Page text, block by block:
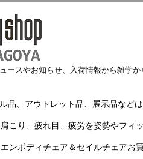
ースやお知らせ、入荷情報から雑学か
品、アウトレット品、展示品など
こり、疲れ目、疲労を姿勢やフィ
ンボディチェア＆セイルチェアお